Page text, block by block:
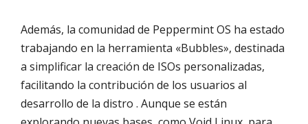
Además, la comunidad de Peppermint OS ha estado
trabajando en la herramienta «Bubbles», destinada
a simplificar la creación de ISOs personalizadas,
facilitando la contribución de los usuarios al
desarrollo de la distro . Aunque se están